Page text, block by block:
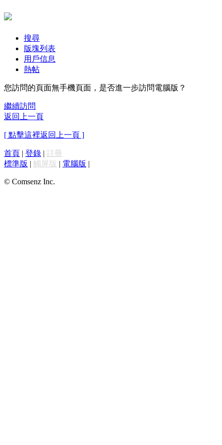
搜尋
版塊列表
用戶信息
熱帖
您訪問的頁面無手機頁面，是否進一步訪問電腦版？
繼續訪問
返回上一頁
[ 點擊這裡返回上一頁 ]
首頁 | 登錄 | 註冊
標準版 | 觸屏版 | 電腦版 |
© Comsenz Inc.